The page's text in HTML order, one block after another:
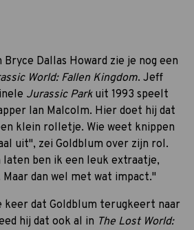
Dallas Howard zie je nog een
World: Fallen Kingdom. Jeff
Jurassic Park uit 1993 speelt
Ian Malcolm. Hier doet hij dat
klein rolletje. Wie weet knippen
uit", zei Goldblum over zijn rol.
laten ben ik een leuk extraatje,
dan wel met wat impact."
keer dat Goldblum terugkeert naar
hij dat ook al in The Lost World: